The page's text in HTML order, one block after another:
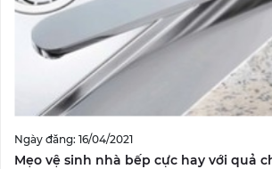
Ngày đăng: 16/04/2021
Mẹo vệ sinh nhà bếp cực hay với quả